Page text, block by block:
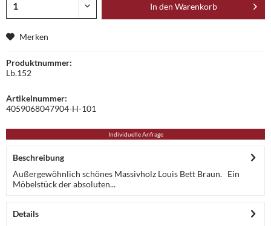
In den Warenkorb
Merken
Produktnummer:
Lb.152
Artikelnummer:
4059068047904-H-101
Individuelle Anfrage
Beschreibung
Außergewöhnlich schönes Massivholz Louis Bett Braun. Ein
Möbelstück der absoluten...
Details